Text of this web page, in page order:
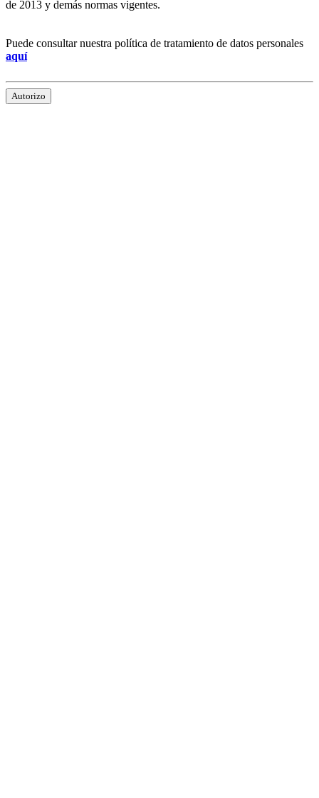
de 2013 y demás normas vigentes.
Puede consultar nuestra política de tratamiento de datos personales
aquí
Autorizo